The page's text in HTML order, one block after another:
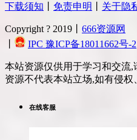
下载须知 免责申明 关于隐
Copyright ? 2019丨 666资源网
IPC 豫ICP备18011662号-2
本站资源仅供用于学习和交流
资源不代表本站立场,如有侵
在线客服